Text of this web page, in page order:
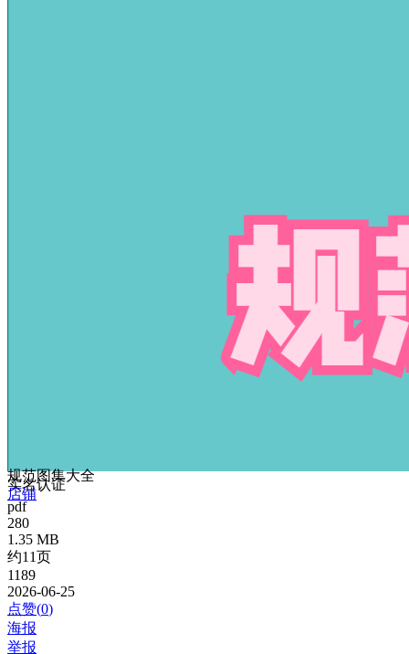
规范图集大全
实名认证
店铺
pdf
280
1.35 MB
约11页
1189
2026-06-25
点赞(0)
海报
举报